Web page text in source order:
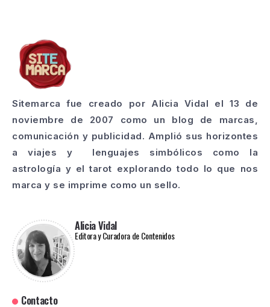
Sitemarca fue creado por Alicia Vidal el 13 de
noviembre de 2007 como un blog de marcas,
comunicación y publicidad. Amplió sus horizontes
a viajes y lenguajes simbólicos como la
astrología y el tarot explorando todo lo que nos
marca y se imprime como un sello.
Alicia Vidal
Editora y Curadora de Contenidos
Contacto